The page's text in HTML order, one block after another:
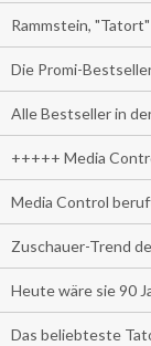
Rammstein,
Die Promi-
Alle Bestseller in
+++++ Media
Media Control
Zuschauer-Trend
Heute wäre sie 90
Das beliebteste